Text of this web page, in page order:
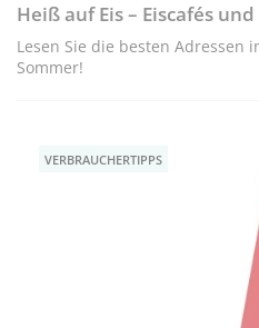
Heiß auf Eis – Eiscafés
Lesen Sie die besten Adressen
Sommer!
VERBRAUCHERTIPPS